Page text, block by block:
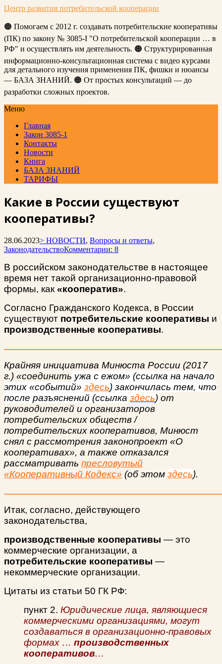
Центр развития потребительской кооперации
🟠 Помогаем с 2012 г. создавать потребительские кооперативы
(ПК) по закону № 3085-I "О потребительской кооперации … в
РФ" и осуществлять им деятельность. 🟠 Структурированная
информационно-консультационная система с видео курсами
для детального изучения применения ПК, фишки и нюансы
— БАЗА ЗНАНИЙ. 🟠 От простых консультаций — до
разработки сложных проектов.
Меню
Главная
Закон 3085-1
Контакты
Новости
Книга
БАЗА ЗНАНИЙ
ТАРИФЫ
Какие в России существуют
кооперативы?
28.06.2023> НОВОСТИ, Вопросы и ответы,
ЗаконодательствоКомментарии: 8
В российском законодательстве в настоящее
время нет такой организационно-правовой
формы, как «кооператив».
Согласно Гражданского Кодекса, в России
существуют потребительские кооперативы и
производственные кооперативы.
Крайняя инициатива Минюста России (2017
г.) «соединить ужа с ежом» (ссылка на начало
этих «событий» здесь) закончилась тем, что
после разъяснений (ссылка здесь) от
руководителей и организаторов
потребительских обществ /
потребительских кооперативов, Минюст
снял с рассмотрения законопроект «О
кооперативах», а также отказался
рассматривать пресловутый
«Кооперативный Кодекс» (об этом здесь).
Итак, согласно, действующего
законодательства,
производственные кооперативы — это
коммерческие организации, а
потребительские кооперативы —
некоммерческие организации.
Цитаты из статьи 50 ГК РФ:
пункт 2. Юридические лица, являющиеся
коммерческими организациями, могут
создаваться в организационно-правовых
формах … производственных
кооперативов…